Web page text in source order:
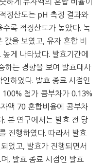
정산도는 pH 측정 결과와
록 적정산도가 높았다. 녹
을 보였고, 유자 혼합 비
게 나타났다. 발효기간에
하는 경향을 보여 발효대사
하였다. 발효 종료 시점인
첨가 콤부차가 0.13%
액 70 혼합비율에 콤부차
본 연구에서는 발효 전 당
진행하였다. 따라서 발효
었고, 발효가 진행되면서
, 발효 종료 시점인 발효